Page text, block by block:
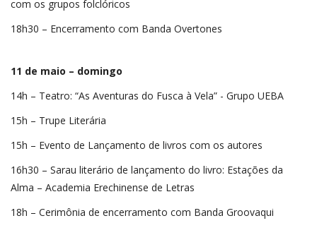
com os grupos folclóricos
18h30 – Encerramento com Banda Overtones
11 de maio – domingo
14h – Teatro: “As Aventuras do Fusca à Vela” - Grupo UEBA
15h – Trupe Literária
15h – Evento de Lançamento de livros com os autores
16h30 – Sarau literário de lançamento do livro: Estações da
Alma – Academia Erechinense de Letras
18h – Cerimônia de encerramento com Banda Groovaqui